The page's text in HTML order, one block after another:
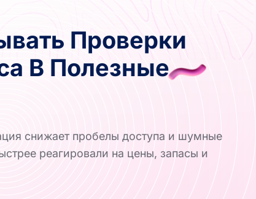
Проверки
В Полезные
снижает пробелы доступа и шумные
реагировали на цены, запасы и